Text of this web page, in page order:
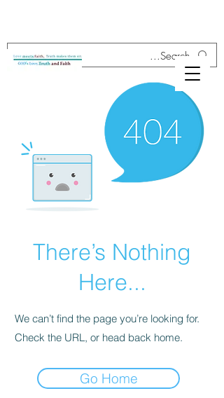
There’s Nothing
Here...
We can’t find the page you’re looking for.
Check the URL, or head back home.
Go Home